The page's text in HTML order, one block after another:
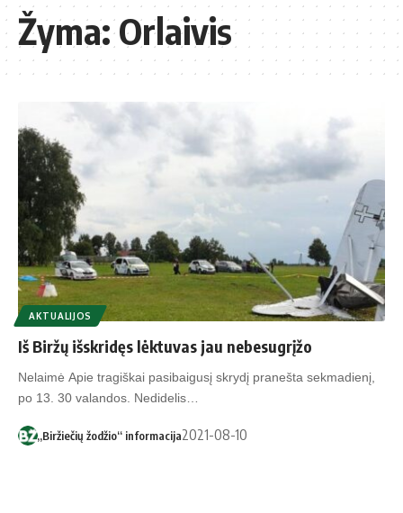
Žyma:Orlaivis
AKTUALIJOS
Iš Biržų išskridęs lėktuvas jau nebesugrįžo
Nelaimė Apie tragiškai pasibaigusį skrydį pranešta sekmadienį,
po 13. 30 valandos. Nedidelis…
„Biržiečių žodžio“ informacija2021-08-10